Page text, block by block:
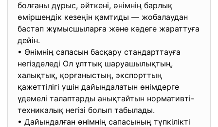
болғаны дұрыс, өйткені, өнімнің барлық
өміршеңдік кезеңін қамтиды — жобалаудан
бастап жұмысшыларға және кәдеге жараттуға
дейін.
• Өнімнің сапасын басқару стандарттауға
негізделеді Ол ұлттық шаруашылықтың,
халықтық, қорғаныстың, экспорттың
қажеттілігі үшін дайындалатын өнімдерге
үдемелі талаптарды анықтайтын нормативті-
техникалық негізі болып табылады.
• Дайындалған өнімнің сапасының түпкілікті